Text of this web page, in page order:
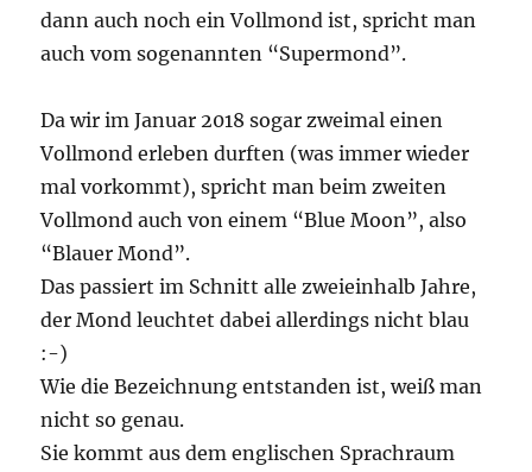
dann auch noch ein Vollmond ist, spricht man
auch vom sogenannten “Supermond”.
Da wir im Januar 2018 sogar zweimal einen
Vollmond erleben durften (was immer wieder
mal vorkommt), spricht man beim zweiten
Vollmond auch von einem “Blue Moon”, also
“Blauer Mond”.
Das passiert im Schnitt alle zweieinhalb Jahre,
der Mond leuchtet dabei allerdings nicht blau
:-)
Wie die Bezeichnung entstanden ist, weiß man
nicht so genau.
Sie kommt aus dem englischen Sprachraum